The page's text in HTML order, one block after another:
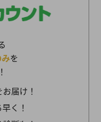
を
届け！
く！